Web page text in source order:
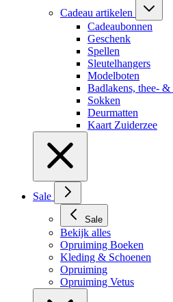
Cadeau artikelen
Cadeaubonnen
Geschenk
Spellen
Sleutelhangers
Modelboten
Badlakens, thee- &
Sokken
Deurmatten
Kaart Zuiderzee
Sale
Sale
Bekijk alles
Opruiming Boeken
Kleding & Schoenen
Opruiming
Opruiming Vetus